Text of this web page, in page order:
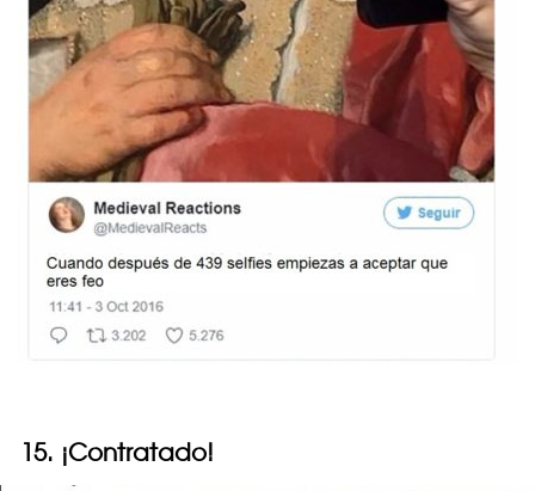
15. ¡Contratado!